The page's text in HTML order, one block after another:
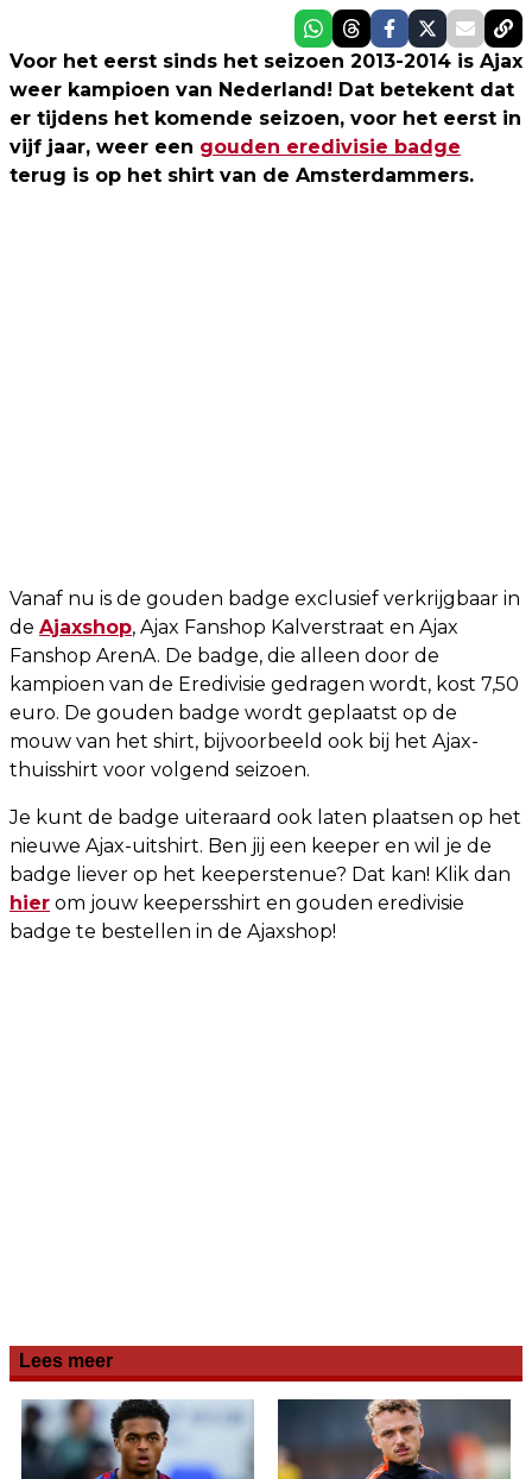
Voor het eerst sinds het seizoen 2013-2014 is Ajax
weer kampioen van Nederland! Dat betekent dat
er tijdens het komende seizoen, voor het eerst in
vijf jaar, weer een gouden eredivisie badge
terug is op het shirt van de Amsterdammers.
Vanaf nu is de gouden badge exclusief verkrijgbaar in
de Ajaxshop, Ajax Fanshop Kalverstraat en Ajax
Fanshop ArenA. De badge, die alleen door de
kampioen van de Eredivisie gedragen wordt, kost 7,50
euro. De gouden badge wordt geplaatst op de
mouw van het shirt, bijvoorbeeld ook bij het Ajax-
thuisshirt voor volgend seizoen.
Je kunt de badge uiteraard ook laten plaatsen op het
nieuwe Ajax-uitshirt. Ben jij een keeper en wil je de
badge liever op het keeperstenue? Dat kan! Klik dan
hier om jouw keepersshirt en gouden eredivisie
badge te bestellen in de Ajaxshop!